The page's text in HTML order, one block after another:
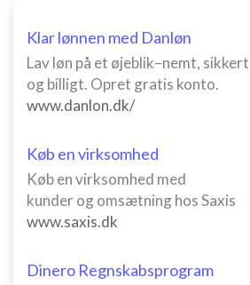
Klar lønnen med Danløn
Lav løn på et øjeblik–nemt, sikkert
og billigt. Opret gratis konto.
www.danlon.dk/
Køb en virksomhed
Køb en virksomhed med
kunder og omsætning hos Saxis
www.saxis.dk
Dinero Regnskabsprogram